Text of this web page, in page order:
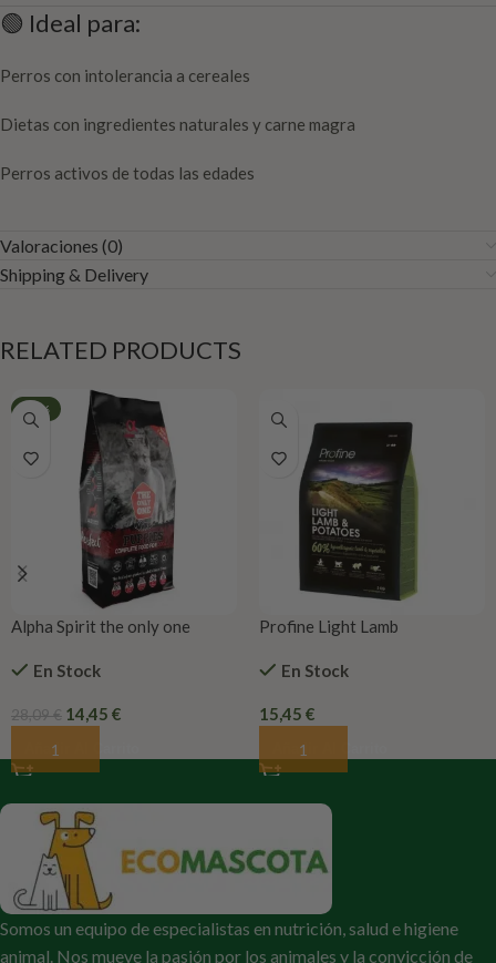
🟢 Ideal para:
Perros con intolerancia a cereales
Dietas con ingredientes naturales y carne magra
Perros activos de todas las edades
Valoraciones (0)
Shipping & Delivery
RELATED PRODUCTS
-49%
Alpha Spirit the only one
En Stock
28,09€ 14,45 €
Añadir Al Carrito
Profine Light Lamb
En Stock
15,45 €
Añadir Al Carrito
Somos un equipo de especialistas en nutrición, salud e higiene
animal. Nos mueve la pasión por los animales y la convicción de